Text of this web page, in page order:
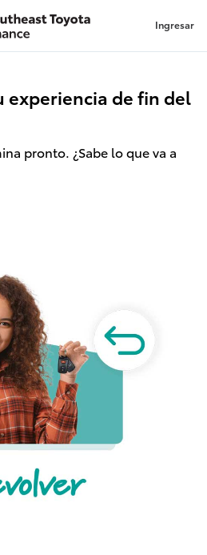
Ingresar
experiencia de fin del
pronto. ¿Sabe lo que va a